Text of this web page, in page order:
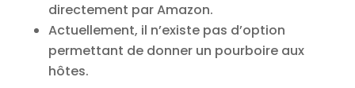
directement par Amazon.
Actuellement, il n’existe pas d’option
permettant de donner un pourboire aux
hôtes.